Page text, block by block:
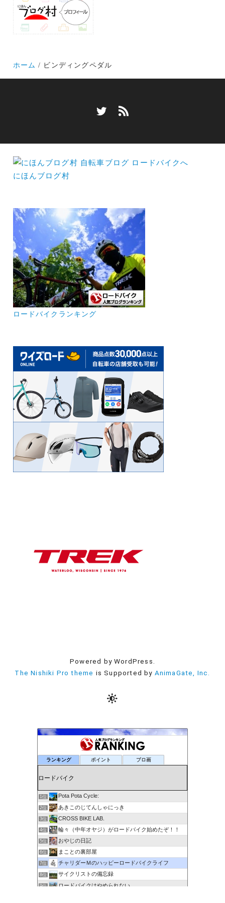
ホーム ビンディングペダル
にほんブログ村
ロードバイクランキング
Powered by WordPress.
The Nishiki Pro theme is Supported by AnimaGate, Inc.
ランキング ポイント ブロ画
1位 Pota Pota Cycle:
2位 あきこのじてんしゃにっき
3位 CROSS BIKE LAB.
4位 輪々（中年オヤジ）がロードバイク始めたぞ！！
5位 おやじの日記
6位 まことの裏部屋
7位 チャリダーＭのハッピーロードバイクライフ
8位 サイクリストの備忘録
9位 ロードバイクはやめられない